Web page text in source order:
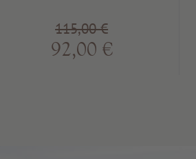
115,00 €
92,00 €